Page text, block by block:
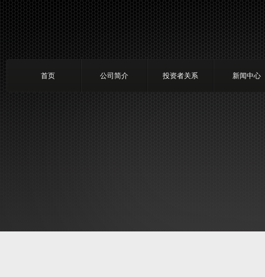
首页 公司简介 投资者关系 新闻中心